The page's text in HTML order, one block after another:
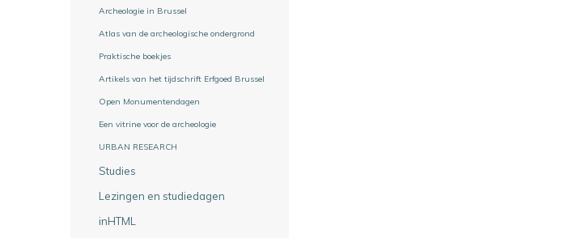
Archeologie in Brussel
Atlas van de archeologische ondergrond
Praktische boekjes
Artikels van het tijdschrift Erfgoed Brussel
Open Monumentendagen
Een vitrine voor de archeologie
URBAN RESEARCH
Studies
Lezingen en studiedagen
inHTML